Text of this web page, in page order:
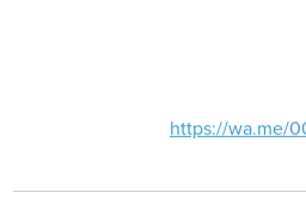
https://wa.me/